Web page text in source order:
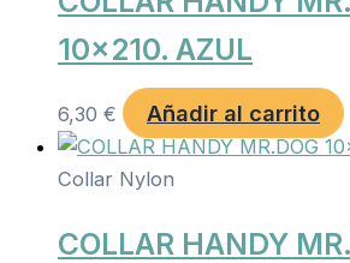
10×210. AZUL
6,30 € Añadir al carrito
Collar Nylon
COLLAR HANDY